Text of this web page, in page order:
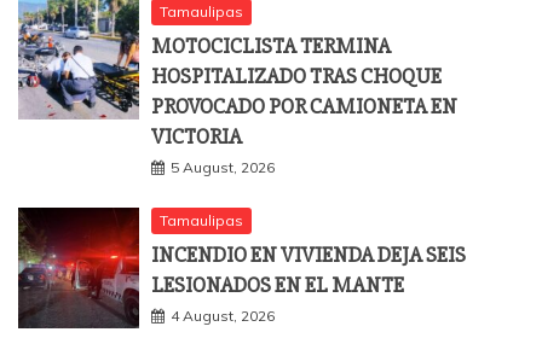
Tamaulipas
MOTOCICLISTA TERMINA
HOSPITALIZADO TRAS CHOQUE
PROVOCADO POR CAMIONETA EN
VICTORIA
5 August, 2026
Tamaulipas
INCENDIO EN VIVIENDA DEJA SEIS
LESIONADOS EN EL MANTE
4 August, 2026